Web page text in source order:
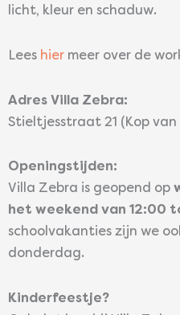
licht, kleur en schaduw.
Lees hier meer over de
Adres Villa Zebra:
Stieltjesstraat 21 (Kop
Openingstijden:
Villa Zebra is geopend op
het weekend van 12:00
schoolvakanties zijn we
donderdag.
Kinderfeestje?